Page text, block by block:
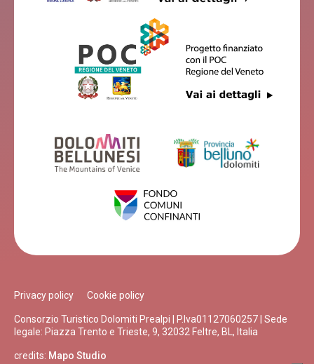
Privacy policy Cookie policy
Consorzio Turistico Dolomiti Prealpi | P.Iva01127060257 | Sede
legale: Piazza Trento e Trieste, 9, 32032 Feltre, BL, Italia
credits: Mapo Studio